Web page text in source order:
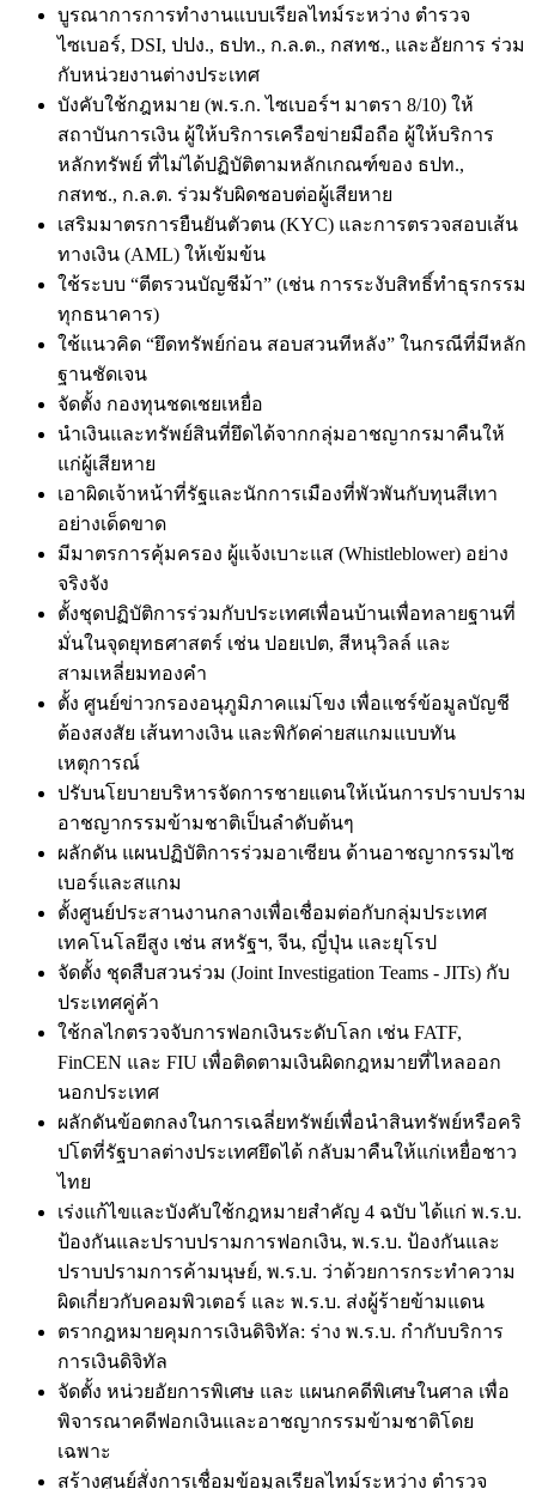
บูรณาการการทำงานแบบเรียลไทม์ระหว่าง ตำรวจ
ไซเบอร์, DSI, ปปง., ธปท., ก.ล.ต., กสทช., และอัยการ ร่วม
กับหน่วยงานต่างประเทศ
บังคับใช้กฎหมาย (พ.ร.ก. ไซเบอร์ฯ มาตรา 8/10) ให้
สถาบันการเงิน ผู้ให้บริการเครือข่ายมือถือ ผู้ให้บริการ
หลักทรัพย์ ที่ไม่ได้ปฏิบัติตามหลักเกณฑ์ของ ธปท.,
กสทช., ก.ล.ต. ร่วมรับผิดชอบต่อผู้เสียหาย
เสริมมาตรการยืนยันตัวตน (KYC) และการตรวจสอบเส้น
ทางเงิน (AML) ให้เข้มข้น
ใช้ระบบ “ตีตรวนบัญชีม้า” (เช่น การระงับสิทธิ์ทำธุรกรรม
ทุกธนาคาร)
ใช้แนวคิด “ยึดทรัพย์ก่อน สอบสวนทีหลัง” ในกรณีที่มีหลัก
ฐานชัดเจน
จัดตั้ง กองทุนชดเชยเหยื่อ
นำเงินและทรัพย์สินที่ยึดได้จากกลุ่มอาชญากรมาคืนให้
แก่ผู้เสียหาย
เอาผิดเจ้าหน้าที่รัฐและนักการเมืองที่พัวพันกับทุนสีเทา
อย่างเด็ดขาด
มีมาตรการคุ้มครอง ผู้แจ้งเบาะแส (Whistleblower) อย่าง
จริงจัง
ตั้งชุดปฏิบัติการร่วมกับประเทศเพื่อนบ้านเพื่อทลายฐานที่
มั่นในจุดยุทธศาสตร์ เช่น ปอยเปต, สีหนุวิลล์ และ
สามเหลี่ยมทองคำ
ตั้ง ศูนย์ข่าวกรองอนุภูมิภาคแม่โขง เพื่อแชร์ข้อมูลบัญชี
ต้องสงสัย เส้นทางเงิน และพิกัดค่ายสแกมแบบทัน
เหตุการณ์
ปรับนโยบายบริหารจัดการชายแดนให้เน้นการปราบปราม
อาชญากรรมข้ามชาติเป็นลำดับต้นๆ
ผลักดัน แผนปฏิบัติการร่วมอาเซียน ด้านอาชญากรรมไซ
เบอร์และสแกม
ตั้งศูนย์ประสานงานกลางเพื่อเชื่อมต่อกับกลุ่มประเทศ
เทคโนโลยีสูง เช่น สหรัฐฯ, จีน, ญี่ปุ่น และยุโรป
จัดตั้ง ชุดสืบสวนร่วม (Joint Investigation Teams - JITs) กับ
ประเทศคู่ค้า
ใช้กลไกตรวจจับการฟอกเงินระดับโลก เช่น FATF,
FinCEN และ FIU เพื่อติดตามเงินผิดกฎหมายที่ไหลออก
นอกประเทศ
ผลักดันข้อตกลงในการเฉลี่ยทรัพย์เพื่อนำสินทรัพย์หรือคริ
ปโตที่รัฐบาลต่างประเทศยึดได้ กลับมาคืนให้แก่เหยื่อชาว
ไทย
เร่งแก้ไขและบังคับใช้กฎหมายสำคัญ 4 ฉบับ ได้แก่ พ.ร.บ.
ป้องกันและปราบปรามการฟอกเงิน, พ.ร.บ. ป้องกันและ
ปราบปรามการค้ามนุษย์, พ.ร.บ. ว่าด้วยการกระทำความ
ผิดเกี่ยวกับคอมพิวเตอร์ และ พ.ร.บ. ส่งผู้ร้ายข้ามแดน
ตรากฎหมายคุมการเงินดิจิทัล: ร่าง พ.ร.บ. กำกับบริการ
การเงินดิจิทัล
จัดตั้ง หน่วยอัยการพิเศษ และ แผนกคดีพิเศษในศาล เพื่อ
พิจารณาคดีฟอกเงินและอาชญากรรมข้ามชาติโดย
เฉพาะ
สร้างศูนย์สั่งการเชื่อมข้อมูลเรียลไทม์ระหว่าง ตำรวจ